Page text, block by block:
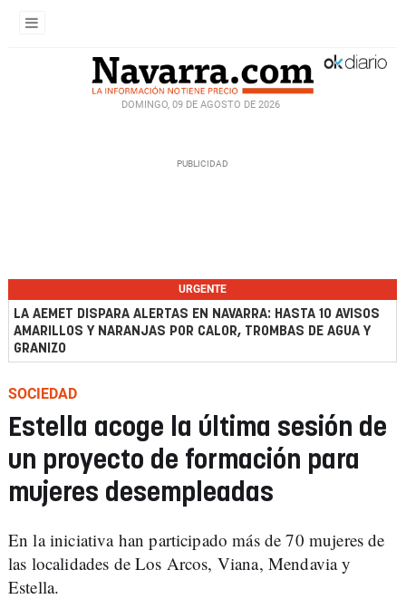
DOMINGO, 09 DE AGOSTO DE 2026
URGENTE
LA AEMET DISPARA ALERTAS EN NAVARRA: HASTA 10 AVISOS
AMARILLOS Y NARANJAS POR CALOR, TROMBAS DE AGUA Y
GRANIZO
SOCIEDAD
Estella acoge la última sesión de
un proyecto de formación para
mujeres desempleadas
En la iniciativa han participado más de 70 mujeres de
las localidades de Los Arcos, Viana, Mendavia y
Estella.